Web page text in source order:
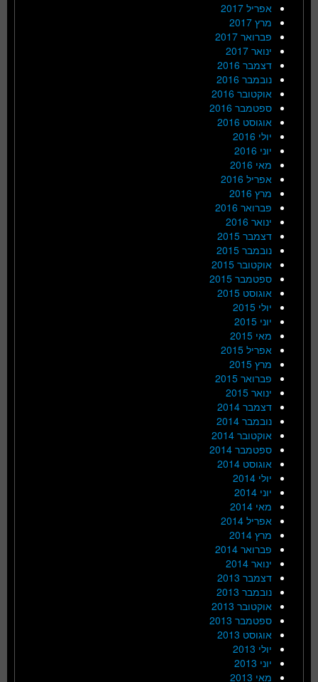
אפריל 2017
מרץ 2017
פברואר 2017
ינואר 2017
דצמבר 2016
נובמבר 2016
אוקטובר 2016
ספטמבר 2016
אוגוסט 2016
יולי 2016
יוני 2016
מאי 2016
אפריל 2016
מרץ 2016
פברואר 2016
ינואר 2016
דצמבר 2015
נובמבר 2015
אוקטובר 2015
ספטמבר 2015
אוגוסט 2015
יולי 2015
יוני 2015
מאי 2015
אפריל 2015
מרץ 2015
פברואר 2015
ינואר 2015
דצמבר 2014
נובמבר 2014
אוקטובר 2014
ספטמבר 2014
אוגוסט 2014
יולי 2014
יוני 2014
מאי 2014
אפריל 2014
מרץ 2014
פברואר 2014
ינואר 2014
דצמבר 2013
נובמבר 2013
אוקטובר 2013
ספטמבר 2013
אוגוסט 2013
יולי 2013
יוני 2013
מאי 2013